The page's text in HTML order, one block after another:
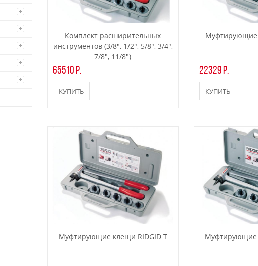
Комплект расширительных
инструментов (3/8", 1/2", 5/8", 3/4",
7/8", 11/8")
65510 р.
КУПИТЬ
Муфтирующие
22329 р.
КУПИТЬ
Муфтирующие клещи RIDGID T Муфтирующие